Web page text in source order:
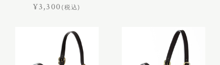
¥3,300(税込)